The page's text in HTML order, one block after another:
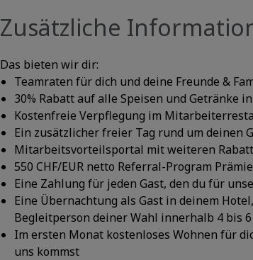
Zusätzliche
Das bieten wir dir:
Teamraten für dich und deine Freunde &
30% Rabatt auf alle Speisen und Getränke
Kostenfreie Verpflegung im
Ein zusätzlicher freier Tag rund um deinen
Mitarbeitsvorteilsportal mit weiteren
550 CHF/EUR netto Referral-Program
Eine Zahlung für jeden Gast, den du für
Eine Übernachtung als Gast in deinem
Begleitperson deiner Wahl innerhalb 4 bis
Im ersten Monat kostenloses Wohnen für
uns kommst